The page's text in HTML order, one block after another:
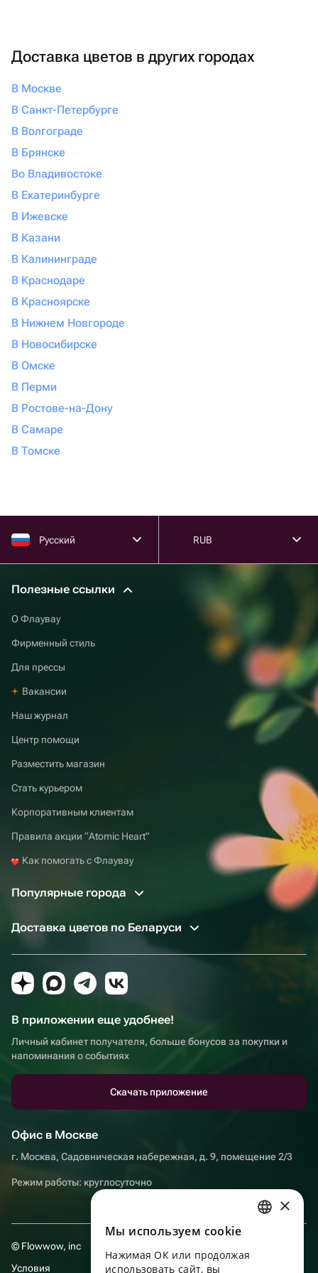
можно заказать онлайн, подобрав подходящую цену от
1980 руб и удобное время доставки.
Доставка цветов в других городах
В Москве
В Санкт-Петербурге
В Волгограде
В Брянске
Во Владивостоке
В Екатеринбурге
В Ижевске
В Казани
В Калининграде
В Краснодаре
В Красноярске
В Нижнем Новгороде
В Новосибирске
В Омске
В Перми
В Ростове-на-Дону
В Самаре
В Томске
Русский RUB
Полезные ссылки
О Флаувау
Фирменный стиль
Для прессы
Вакансии
Наш журнал
Центр помощи
Разместить магазин
Стать курьером
Корпоративным клиентам
Правила акции “Atomic Heart”
Как помогать с Флаувау
Популярные города
Доставка цветов по Беларуси
В приложении еще удобнее!
Личный кабинет получателя, больше бонусов за покупки и
напоминания о событиях
Скачать приложение
Офис в Москве
г. Москва, Садовническая набережная, д. 9, помещение 2/3
Режим работы: круглосуточно
© Flowwow, inc
Условия
ENGLISH
×
Мы используем сookie
Нажимая ОК или продолжая
использовать сайт, вы